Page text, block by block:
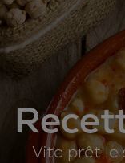
Vite prêt le